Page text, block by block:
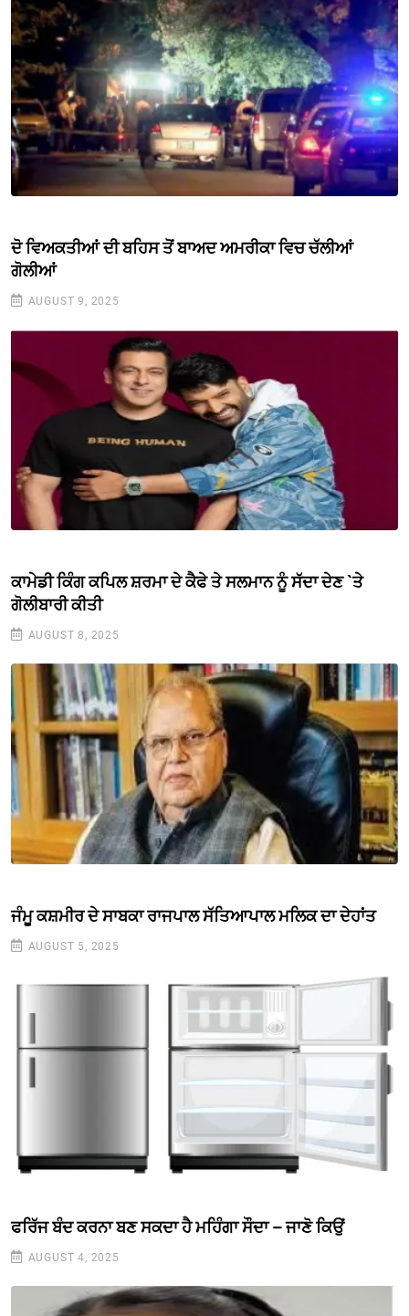
ਦੋ ਵਿਅਕਤੀਆਂ ਦੀ ਬਹਿਸ ਤੋਂ ਬਾਅਦ ਅਮਰੀਕਾ ਵਿਚ ਚੱਲੀਆਂ
ਗੋਲੀਆਂ
AUGUST 9, 2025
ਕਾਮੇਡੀ ਕਿੰਗ ਕਪਿਲ ਸ਼ਰਮਾ ਦੇ ਕੈਫੇ ਤੇ ਸਲਮਾਨ ਨੂੰ ਸੱਦਾ ਦੇਣ `ਤੇ
ਗੋਲੀਬਾਰੀ ਕੀਤੀ
AUGUST 8, 2025
ਜੰਮੂ ਕਸ਼ਮੀਰ ਦੇ ਸਾਬਕਾ ਰਾਜਪਾਲ ਸੱਤਿਆਪਾਲ ਮਲਿਕ ਦਾ ਦੇਹਾਂਤ
AUGUST 5, 2025
ਫਰਿੱਜ ਬੰਦ ਕਰਨਾ ਬਣ ਸਕਦਾ ਹੈ ਮਹਿੰਗਾ ਸੌਦਾ – ਜਾਣੋ ਕਿਉਂ
AUGUST 4, 2025